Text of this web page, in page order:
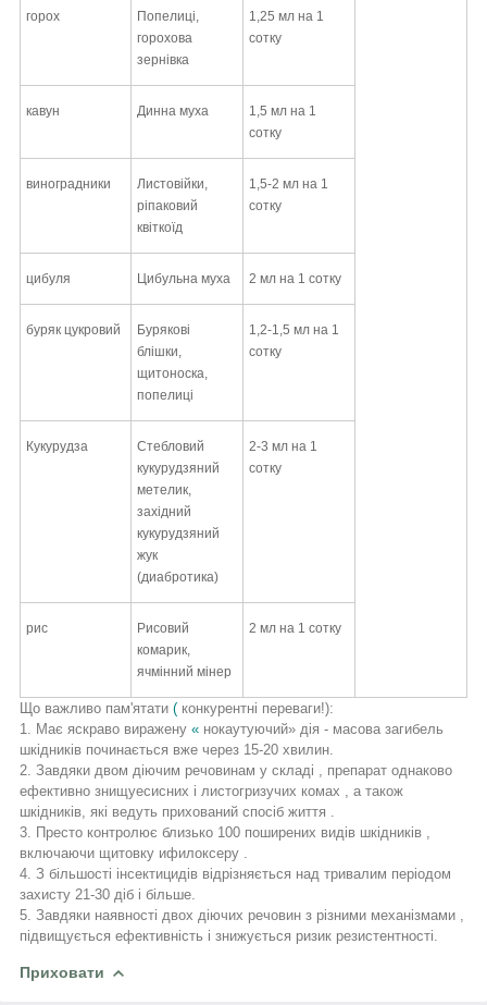
горох
Попелиці,
горохова
зернівка
1,25 мл на 1
сотку
кавун Динна муха
1,5 мл на 1
сотку
виноградники
Листовійки,
ріпаковий
квіткоїд
1,5-2 мл на 1
сотку
цибуля Цибульна муха 2 мл на 1 сотку
буряк цукровий
Бурякові
блішки,
щитоноска,
попелиці
1,2-1,5 мл на 1
сотку
Кукурудза
Стебловий
кукурудзяний
метелик,
західний
кукурудзяний
жук
(диабротика)
2-3 мл на 1
сотку
рис
Рисовий
комарик,
ячмінний мінер
2 мл на 1 сотку
Що важливо пам'ятати ( конкурентні переваги!):
1. Має яскраво виражену « нокаутуючий» дія - масова загибель
шкідників починається вже через 15-20 хвилин.
2. Завдяки двом діючим речовинам у складі
, препарат однаково
ефективно знищуесисних і листогризучих комах
, а також
шкідників, які ведуть прихований спосіб життя
3. Престо контролює близько 100 поширених видів шкідників
включаючи щитовку ифилоксеру
4. З більшості інсектицидів відрізняється над тривалим періодом
захисту 21-30 діб і більше.
5. Завдяки наявності двох діючих речовин з різними механізмами
підвищується ефективність і знижується ризик резистентності.
Приховати